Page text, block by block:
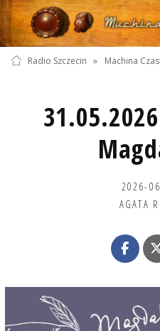
Radio Szczecin » Machina
2026-
AGATA